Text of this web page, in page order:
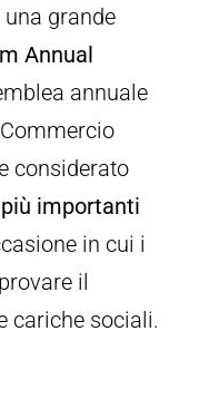
grande
Annual
annuale
considerato
importanti
in cui i
il
cariche sociali.